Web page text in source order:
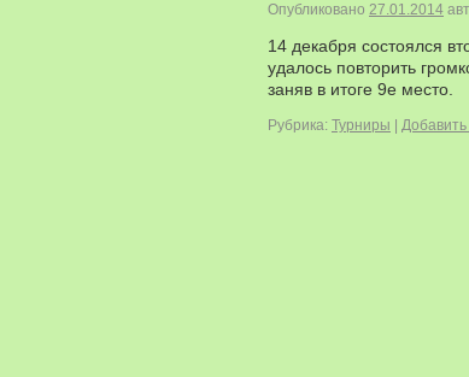
Опубликовано 27.01.2014
14 декабря состоялся
удалось повторить
заняв в итоге 9е место.
Рубрика: Турниры